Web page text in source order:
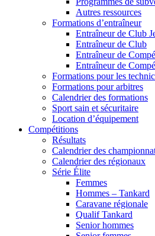
Autres ressources
Formations d’entraîneur
Entraîneur de Club
Entraîneur de Club
Entraîneur de
Entraîneur de
Formations pour les
Formations pour arbitres
Calendrier des formations
Sport sain et sécuritaire
Location d’équipement
Compétitions
Résultats
Calendrier des
Calendrier des régionaux
Série Élite
Femmes
Hommes – Tankard
Caravane régionale
Qualif Tankard
Senior hommes